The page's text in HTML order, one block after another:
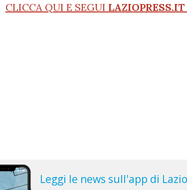
CLICCA QUI E SEGUI LAZIOPRESS.IT